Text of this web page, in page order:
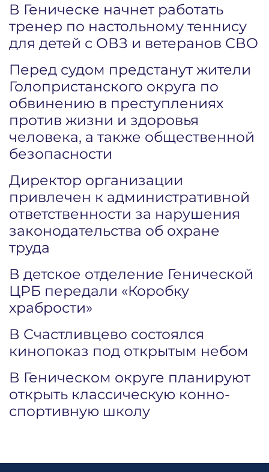
В Геническе начнет работать
тренер по настольному теннису
для детей с ОВЗ и ветеранов СВО
Перед судом предстанут жители
Голопристанского округа по
обвинению в преступлениях
против жизни и здоровья
человека, а также общественной
безопасности
Директор организации
привлечен к административной
ответственности за нарушения
законодательства об охране
труда
В детское отделение Генической
ЦРБ передали «Коробку
храбрости»
В Счастливцево состоялся
кинопоказ под открытым небом
В Геническом округе планируют
открыть классическую конно-
спортивную школу